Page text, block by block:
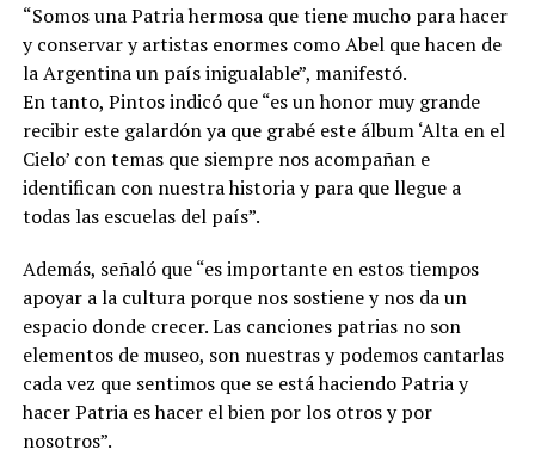
“Somos una Patria hermosa que tiene mucho para hacer
y conservar y artistas enormes como Abel que hacen de
la Argentina un país inigualable”, manifestó.
En tanto, Pintos indicó que “es un honor muy grande
recibir este galardón ya que grabé este álbum ‘Alta en el
Cielo’ con temas que siempre nos acompañan e
identifican con nuestra historia y para que llegue a
todas las escuelas del país”.
Además, señaló que “es importante en estos tiempos
apoyar a la cultura porque nos sostiene y nos da un
espacio donde crecer. Las canciones patrias no son
elementos de museo, son nuestras y podemos cantarlas
cada vez que sentimos que se está haciendo Patria y
hacer Patria es hacer el bien por los otros y por
nosotros”.